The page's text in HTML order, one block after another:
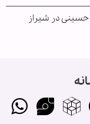
حسینی در شیراز